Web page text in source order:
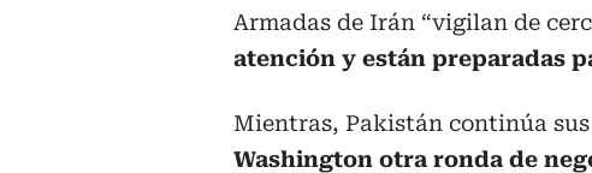
Armadas de Irán “vigilan de
atención y están preparadas
Mientras, Pakistán continúa sus
Washington otra ronda de